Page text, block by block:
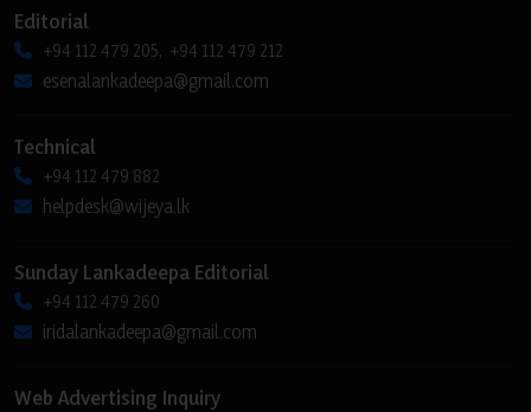
Editorial
+94 112 479 205, +94 112 479 212
esenalankadeepa@gmail.com
Technical
+94 112 479 882
helpdesk@wijeya.lk
Sunday Lankadeepa Editorial
+94 112 479 260
iridalankadeepa@gmail.com
Web Advertising Inquiry